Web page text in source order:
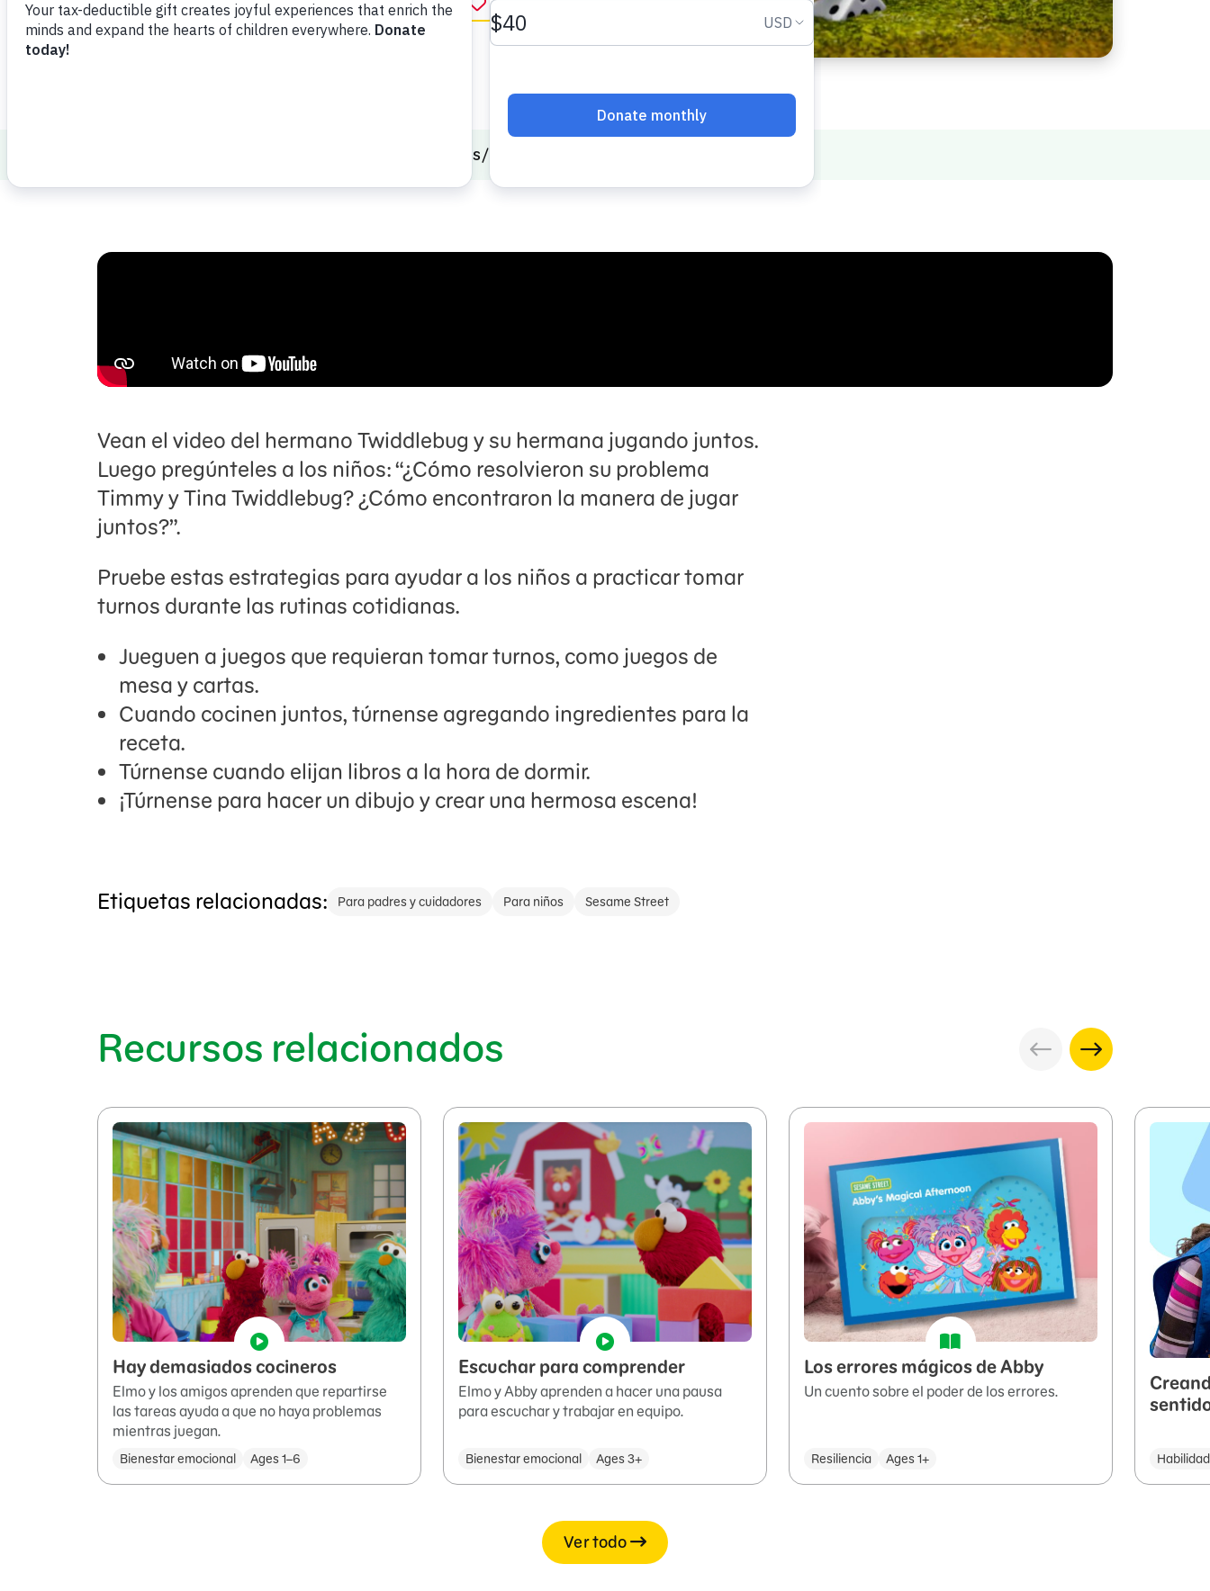
Ver vídeo Compartir Agregar favorito in English
Social Emotional Skills
Vean el video del hermano Twiddlebug y su hermana jugando juntos.
Luego pregúnteles a los niños: “¿Cómo resolvieron su problema
Timmy y Tina Twiddlebug? ¿Cómo encontraron la manera de jugar
juntos?”.
Pruebe estas estrategias para ayudar a los niños a practicar tomar
turnos durante las rutinas cotidianas.
Jueguen a juegos que requieran tomar turnos, como juegos de
mesa y cartas.
Cuando cocinen juntos, túrnense agregando ingredientes para la
receta.
Túrnense cuando elijan libros a la hora de dormir.
¡Túrnense para hacer un dibujo y crear una hermosa escena!
Etiquetas relacionadas: Para padres y cuidadores Para niños Sesame Street
Recursos relacionados
Hay demasiados cocineros
Elmo y los amigos aprenden que repartirse
las tareas ayuda a que no haya problemas
mientras juegan.
Bienestar emocional Ages 1–6
Escuchar para comprender
Elmo y Abby aprenden a hacer una pausa
para escuchar y trabajar en equipo.
Bienestar emocional Ages 3+
Los errores mágicos de Abby
Un cuento sobre el poder de los errores.
Resiliencia Ages 1+
Ver todo